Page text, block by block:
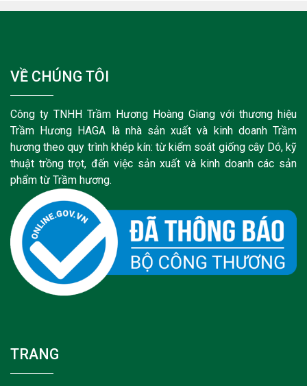
VỀ CHÚNG TÔI
Công ty TNHH Trầm Hương Hoàng Giang với thương hiệu
Trầm Hương HAGA là nhà sản xuất và kinh doanh Trầm
hương theo quy trình khép kín: từ kiểm soát giống cây Dó, kỹ
thuật trồng trọt, đến việc sản xuất và kinh doanh các sản
phẩm từ Trầm hương.
TRANG